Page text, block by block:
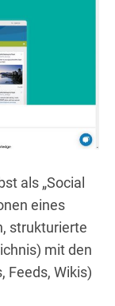
als „Social
eines
strukturierte
mit den
Feeds, Wikis)